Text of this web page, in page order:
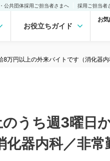
公共団体採用ご担当者さまへ 採用ご担当者
お役立ちガイド
お
万円以上の外来バイトです（消化器
のうち週3曜
器内科／非常